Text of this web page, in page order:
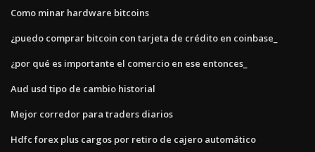
Como minar hardware bitcoins
¿puedo comprar bitcoin con tarjeta de crédito en coinbase_
¿por qué es importante el comercio en ese entonces_
Aud usd tipo de cambio historial
Mejor corredor para traders diarios
Hdfc forex plus cargos por retiro de cajero automático